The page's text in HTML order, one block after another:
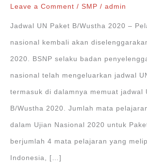
Leave a Comment /SMP /admin
Jadwal UN Paket B/Wustha 2020 –
nasional kembali akan
2020. BSNP selaku badan
nasional telah mengeluarkan jadwal
termasuk di dalamnya memuat jadwal
B/Wustha 2020. Jumlah mata
dalam Ujian Nasional 2020 untuk
berjumlah 4 mata pelajaran yang
Indonesia, […]